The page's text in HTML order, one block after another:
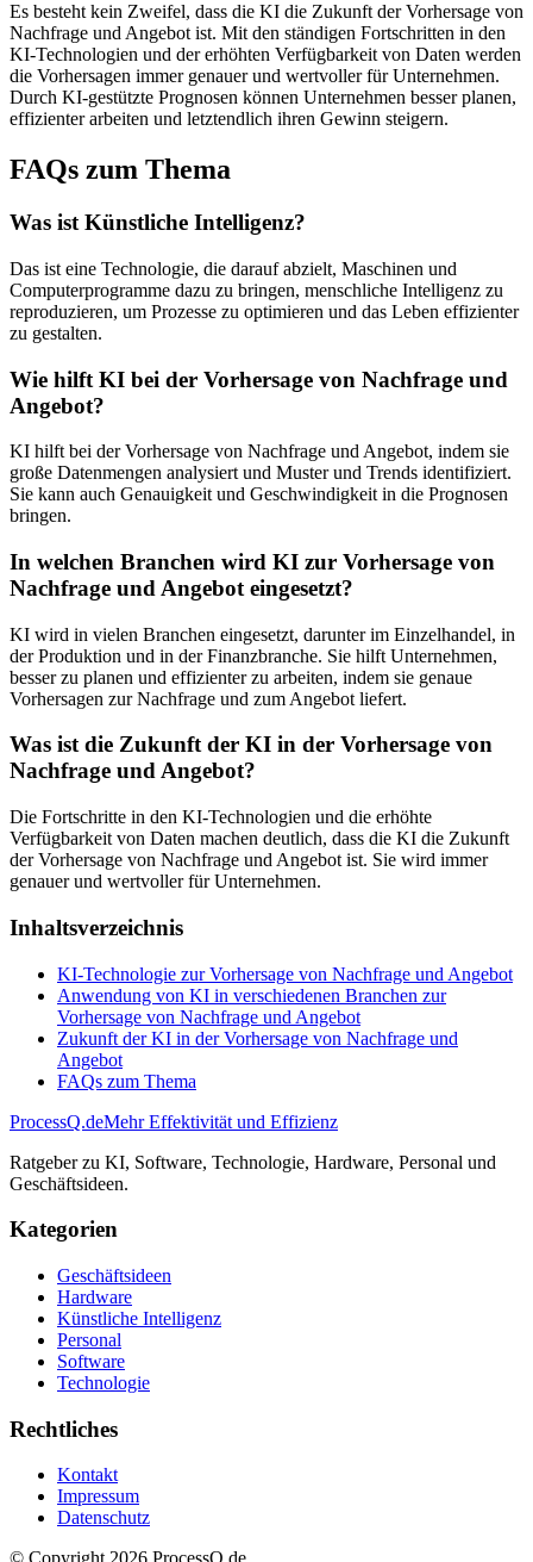
Es besteht kein Zweifel, dass die KI die Zukunft der Vorhersage von
Nachfrage und Angebot ist. Mit den ständigen Fortschritten in den
KI-Technologien und der erhöhten Verfügbarkeit von Daten werden
die Vorhersagen immer genauer und wertvoller für Unternehmen.
Durch KI-gestützte Prognosen können Unternehmen besser planen,
effizienter arbeiten und letztendlich ihren Gewinn steigern.
FAQs zum Thema
Was ist Künstliche Intelligenz?
Das ist eine Technologie, die darauf abzielt, Maschinen und
Computerprogramme dazu zu bringen, menschliche Intelligenz zu
reproduzieren, um Prozesse zu optimieren und das Leben effizienter
zu gestalten.
Wie hilft KI bei der Vorhersage von Nachfrage und
Angebot?
KI hilft bei der Vorhersage von Nachfrage und Angebot, indem sie
große Datenmengen analysiert und Muster und Trends identifiziert.
Sie kann auch Genauigkeit und Geschwindigkeit in die Prognosen
bringen.
In welchen Branchen wird KI zur Vorhersage von
Nachfrage und Angebot eingesetzt?
KI wird in vielen Branchen eingesetzt, darunter im Einzelhandel, in
der Produktion und in der Finanzbranche. Sie hilft Unternehmen,
besser zu planen und effizienter zu arbeiten, indem sie genaue
Vorhersagen zur Nachfrage und zum Angebot liefert.
Was ist die Zukunft der KI in der Vorhersage von
Nachfrage und Angebot?
Die Fortschritte in den KI-Technologien und die erhöhte
Verfügbarkeit von Daten machen deutlich, dass die KI die Zukunft
der Vorhersage von Nachfrage und Angebot ist. Sie wird immer
genauer und wertvoller für Unternehmen.
Inhaltsverzeichnis
KI-Technologie zur Vorhersage von Nachfrage und Angebot
Anwendung von KI in verschiedenen Branchen zur
Vorhersage von Nachfrage und Angebot
Zukunft der KI in der Vorhersage von Nachfrage und
Angebot
FAQs zum Thema
ProcessQ.deMehr Effektivität und Effizienz
Ratgeber zu KI, Software, Technologie, Hardware, Personal und
Geschäftsideen.
Kategorien
Geschäftsideen
Hardware
Künstliche Intelligenz
Personal
Software
Technologie
Rechtliches
Kontakt
Impressum
Datenschutz